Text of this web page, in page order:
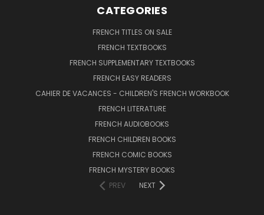
CATEGORIES
FRENCH TITLES ON SALE
FRENCH TEXTBOOKS
FRENCH SUPPLEMENTARY TEXTBOOKS
FRENCH EASY READERS
CAHIER DE VACANCES - CHILDREN'S FRENCH WORKBOOK
FRENCH LITERATURE
FRENCH AUDIOBOOKS
FRENCH CHILDREN BOOKS
FRENCH COMIC BOOKS
FRENCH MYSTERY BOOKS
PREV
NEXT